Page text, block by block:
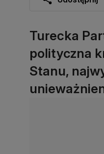
Turecka
polityczna
Stanu,